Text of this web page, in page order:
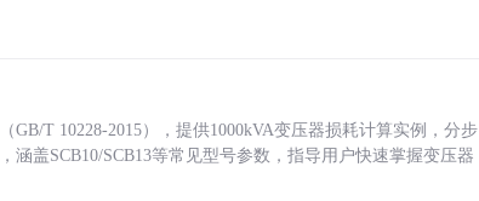
T 10228-2015），提供1000kVA变压器损耗计算实例，分步
盖SCB10/SCB13等常见型号参数，指导用户快速掌握变压器